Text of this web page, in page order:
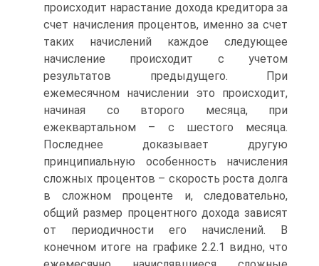
происходит нарастание дохода кредитора за
счет начисления процентов, именно за счет
таких начислений каждое следующее
начисление происходит с учетом
результатов предыдущего. При
ежемесячном начислении это происходит,
начиная со второго месяца, при
ежеквартальном – с шестого месяца.
Последнее доказывает другую
принципиальную особенность начисления
сложных процентов – скорость роста долга
в сложном проценте и, следовательно,
общий размер процентного дохода зависят
от периодичности его начислений. В
конечном итоге на графике 2.2.1 видно, что